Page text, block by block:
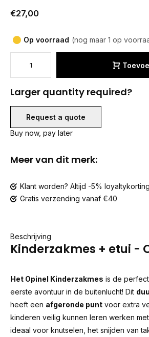
€27,00
Op voorraad (nog maar 1 op
Larger quantity required?
Request a quote
Buy now, pay later
Meer van dit merk:
Klant worden? Altijd -5% loyaltykorting
Gratis verzending vanaf €40
Beschrijving
Kinderzakmes + etui -
Het Opinel Kinderzakmes is de
eerste avontuur in de buitenlucht! Dit
heeft een afgeronde punt voor extra
kinderen veilig kunnen leren werken
ideaal voor knutselen, het snijden van